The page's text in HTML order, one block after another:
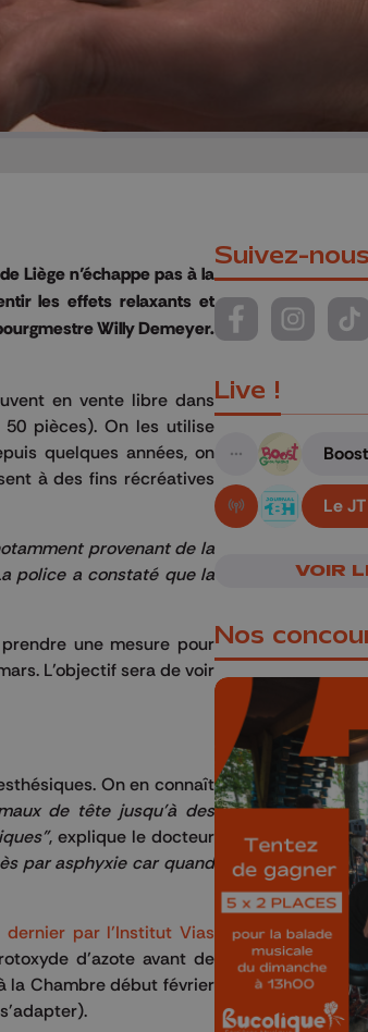
Liège n’échappe pas à la
les effets relaxants et
Willy Demeyer.
en vente libre dans
pièces). On les utilise
quelques années, on
à des fins récréatives
provenant de la
police a constaté que la
une mesure pour
L’objectif sera de voir
On en connaît
de tête jusqu'à des
, explique le docteur
par asphyxie car quand
par l’Institut Vias
d’azote avant de
la Chambre début février
Suivez-nous
Suivez-nous sur
Suivez-
Live !
A suivre
En live!
Le
VOIR
Nos
🎁
Concours